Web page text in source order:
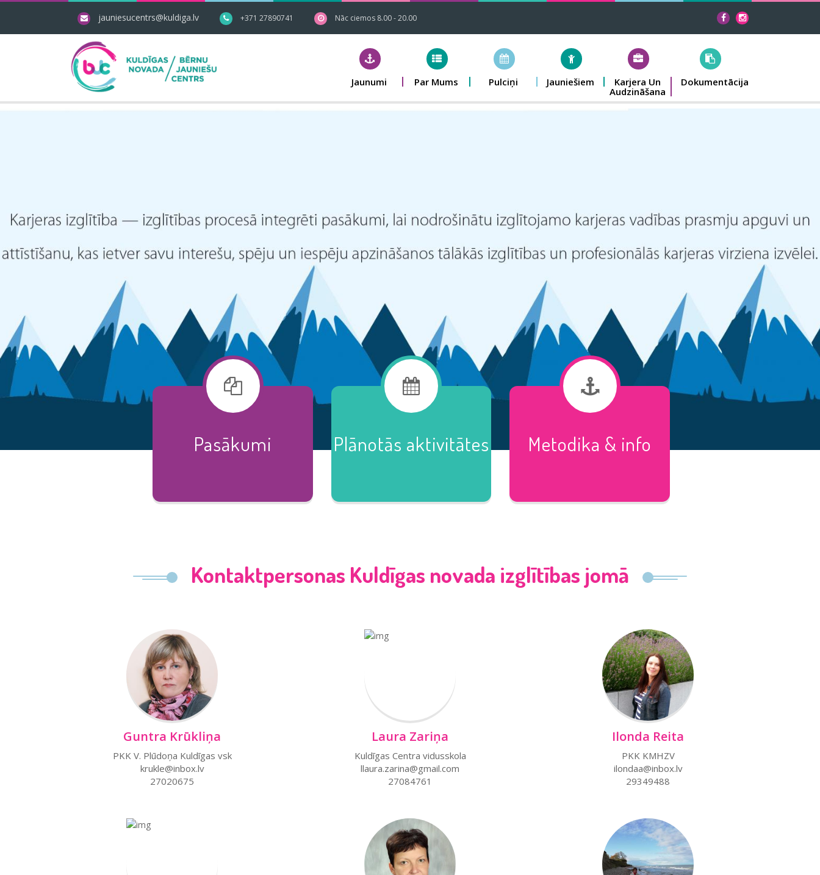
jauniesucentrs@kuldiga.lv +371 27890741 Nāc ciemos 8.00 - 20.00
Jaunumi Par Mums Pulciņi Jauniešiem
Karjera Un
Audzināšana
Dokumentācija
Pasākumi Plānotās aktivitātes Metodika & info
Kontaktpersonas Kuldīgas novada izglītības jomā
Guntra Krūkliņa
PKK V. Plūdoņa Kuldīgas vsk
krukle@inbox.lv
27020675
Laura Zariņa
Kuldīgas Centra vidusskola
llaura.zarina@gmail.com
27084761
Ilonda Reita
PKK KMHZV
ilondaa@inbox.lv
29349488